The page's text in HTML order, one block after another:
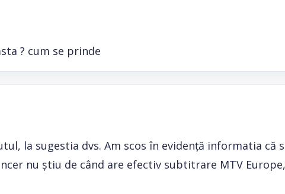
? cum se prinde
la sugestia dvs. Am scos în evidență informatia că
nu știu de când are efectiv subtitrare MTV